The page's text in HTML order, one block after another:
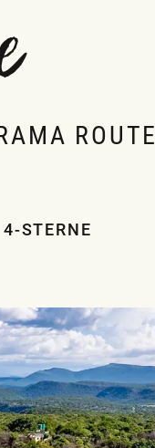
ROUTE
STERNE